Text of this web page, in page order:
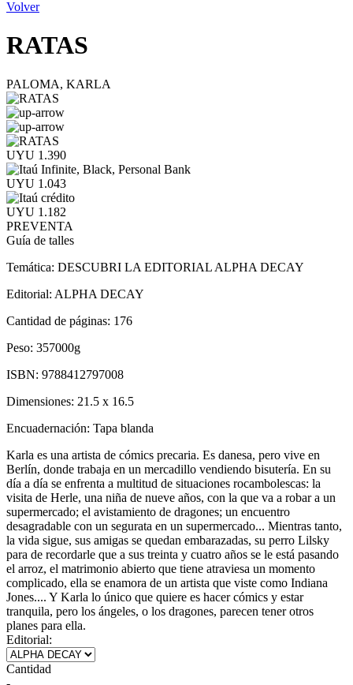
Volver
RATAS
PALOMA, KARLA
UYU 1.390
UYU 1.043
UYU 1.182
PREVENTA
Guía de talles
Temática: DESCUBRI LA EDITORIAL ALPHA DECAY
Editorial: ALPHA DECAY
Cantidad de páginas: 176
Peso: 357000g
ISBN: 9788412797008
Dimensiones: 21.5 x 16.5
Encuadernación: Tapa blanda
Karla es una artista de cómics precaria. Es danesa, pero vive en
Berlín, donde trabaja en un mercadillo vendiendo bisutería. En su
día a día se enfrenta a multitud de situaciones rocambolescas: la
visita de Herle, una niña de nueve años, con la que va a robar a un
supermercado; el avistamiento de dragones; un encuentro
desagradable con un segurata en un supermercado... Mientras tanto,
la vida sigue, sus amigas se quedan embarazadas, su perro Lilsky
para de recordarle que a sus treinta y cuatro años se le está pasando
el arroz, el matrimonio abierto que tiene atraviesa un momento
complicado, ella se enamora de un artista que viste como Indiana
Jones.... Y Karla lo único que quiere es hacer cómics y estar
tranquila, pero los ángeles, o los dragones, parecen tener otros
planes para ella.
Editorial:
Cantidad